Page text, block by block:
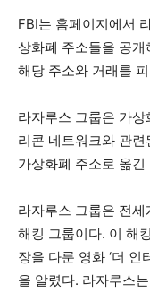
FBI는 홈페이지에서
상화폐 주소들을 공
해당 주소와 거래를
라자루스 그룹은 가
리콘 네트워크와 관
가상화폐 주소로 옮
라자루스 그룹은 전
해킹 그룹이다. 이 해
장을 다룬 영화 ‘더 인
을 알렸다. 라자루스